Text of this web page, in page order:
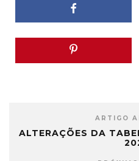
ARTIGO
ALTERAÇÕES DA